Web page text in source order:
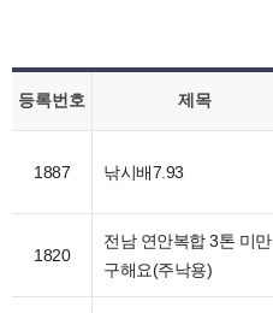
등록번호 제목
1887 낚시배7.93
1820
전남 연안복합 3톤 미만
구해요(주낙용)